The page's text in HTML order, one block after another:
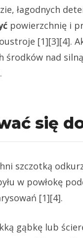
łagodnych
powierzchnię i
[1][3][4].
nad
się
szczotką
w powłokę
[1][4].
gąbkę lub